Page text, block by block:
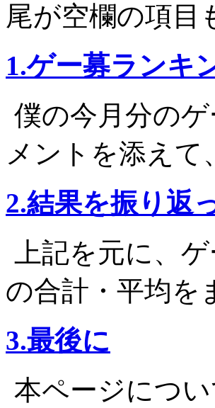
尾が空欄の項目
1.ゲー募ラン
僕の今月分の
メントを添え
2.結果を振り
上記を元に、
の合計・平均を
3.最後に
本ページにつ